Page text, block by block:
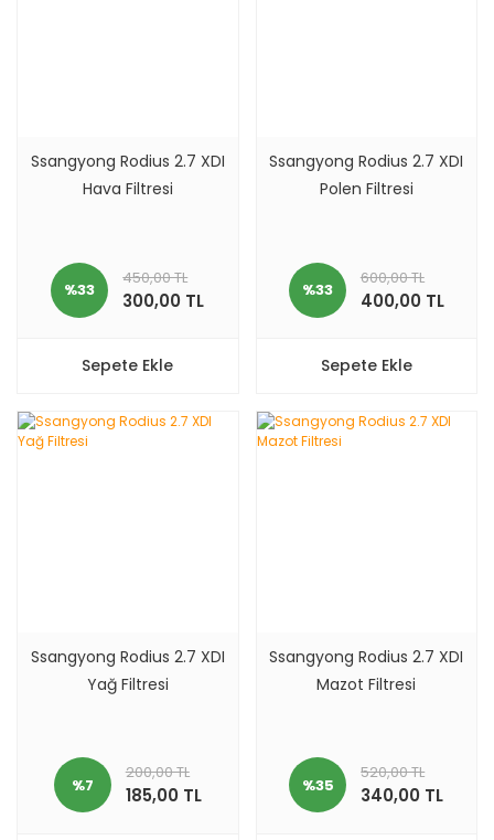
Ssangyong Rodius 2.7 XDI
Hava Filtresi
%33
450,00 TL
300,00 TL
Sepete Ekle
Ssangyong Rodius 2.7 XDI
Polen Filtresi
%33
600,00 TL
400,00 TL
Sepete Ekle
Ssangyong Rodius 2.7 XDI
Yağ Filtresi
%7
200,00 TL
185,00 TL
Ssangyong Rodius 2.7 XDI
Mazot Filtresi
%35
520,00 TL
340,00 TL